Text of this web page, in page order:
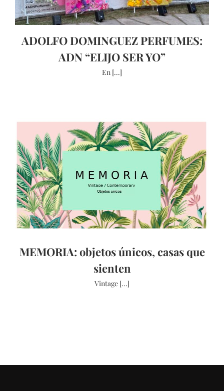
ADOLFO DOMINGUEZ PERFUMES:
ADN “ELIJO SER YO”
En [...]
MEMORIA: objetos únicos, casas que
sienten
Vintage [...]